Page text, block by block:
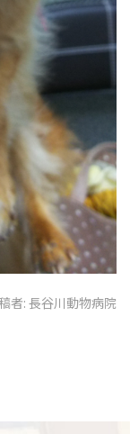
者: 長谷川動物病院